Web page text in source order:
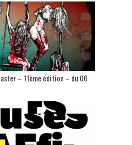
– 11ème édition – du 06